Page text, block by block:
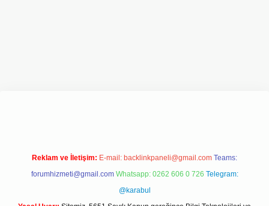
Reklam ve İletişim: E-mail: backlinkpaneli@gmail.com Teams:
forumhizmeti@gmail.com Whatsapp: 0262 606 0 726 Telegram:
@karabul